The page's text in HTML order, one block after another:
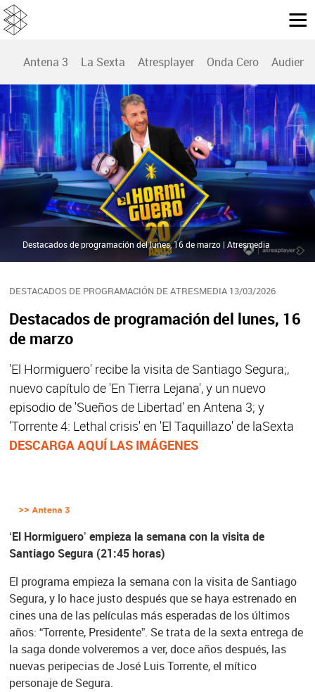
Antena 3 La Sexta Atresplayer Onda Cero
DESTACADOS DE PROGRAMACIÓN DE ATRESMEDIA 13/03/2026
Destacados de programación del lunes, 16
de marzo
'El Hormiguero' recibe la visita de Santiago Segura;,
nuevo capítulo de 'En Tierra Lejana', y un nuevo
episodio de 'Sueños de Libertad' en Antena 3; y
'Torrente 4: Lethal crisis' en 'El Taquillazo' de laSexta
DESCARGA AQUÍ LAS IMÁGENES
Destacados de programación del lunes, 16 de marzo | Atresmedia
‘El Hormiguero’ empieza la semana con la visita de
Santiago Segura (21:45 horas)
El programa empieza la semana con la visita de Santiago
Segura, y lo hace justo después que se haya estrenado en
cines una de las películas más esperadas de los últimos
años: “Torrente, Presidente”. Se trata de la sexta entrega de
la saga donde volveremos a ver, doce años después, las
nuevas peripecias de José Luis Torrente, el mítico
personaje de Segura.